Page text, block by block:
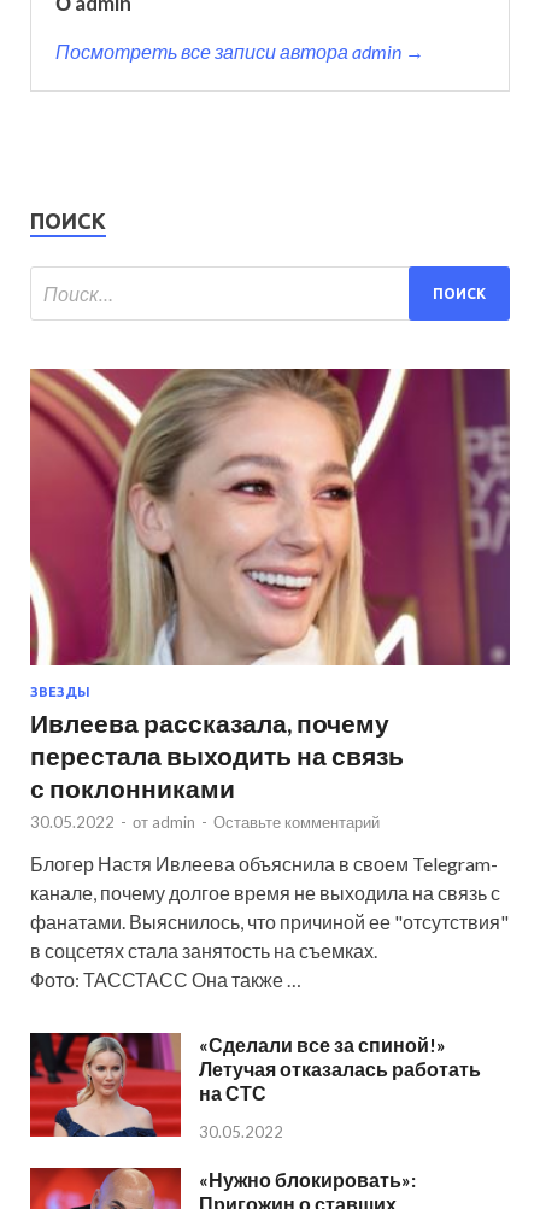
Посмотреть все записи автора admin →
ПОИСК
ЗВЕЗДЫ
Ивлеева рассказала, почему
перестала выходить на связь
с поклонниками
30.05.2022 - от admin - Оставьте комментарий
Блогер Настя Ивлеева объяснила в своем Telegram-
канале, почему долгое время не выходила на связь с
фанатами. Выяснилось, что причиной ее "отсутствия"
в соцсетях стала занятость на съемках.
Фото: ТАССТАСС Она также …
«Сделали все за спиной!»
Летучая отказалась работать
на СТС
30.05.2022
«Нужно блокировать»:
Пригожин о ставших